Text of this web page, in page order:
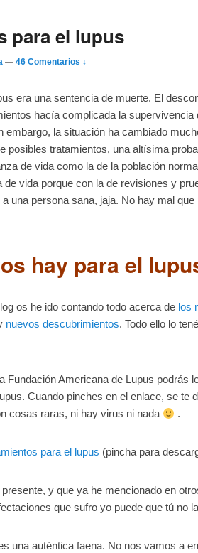
para el lupus
— 46 Comentarios ↓
era una sentencia de muerte. El
hacía complicada la supervivencia
embargo, la situación ha cambiado
posibles tratamientos, una altísima
de vida como la de la población
vida porque con la de revisiones y
una persona sana, jaja. No hay mal
hay para el
os he ido contando todo acerca de los
nuevos descubrimientos. Todo ello lo
Fundación Americana de Lupus podrás
Cuando pinches en el enlace, se te
cosas raras, ni hay virus ni nada
.
para el lupus (pincha para
y que ya he mencionado en
que sufro yo puede que tú no
una auténtica faena. No nos vamos a